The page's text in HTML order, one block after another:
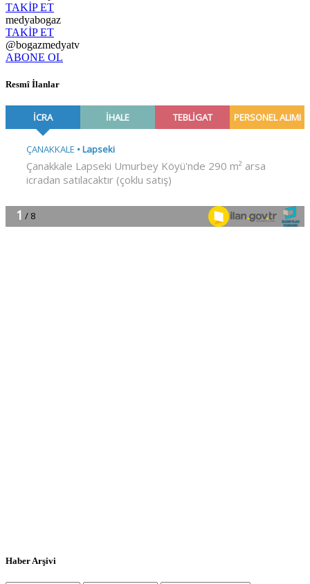
TAKİP ET
medyabogaz
TAKİP ET
@bogazmedyatv
ABONE OL
Resmî İlanlar
Haber Arşivi